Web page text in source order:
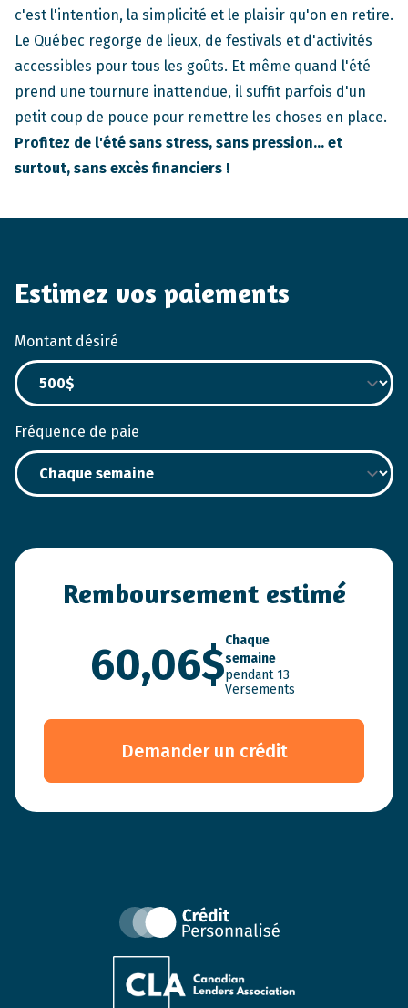
c'est l'intention, la simplicité et le plaisir qu'on en retire.
Le Québec regorge de lieux, de festivals et d'activités
accessibles pour tous les goûts. Et même quand l'été
prend une tournure inattendue, il suffit parfois d'un
petit coup de pouce pour remettre les choses en place.
Profitez de l'été sans stress, sans pression... et
surtout, sans excès financiers !
Estimez vos paiements
Montant désiré
Fréquence de paie
Remboursement estimé
60,06$Chaque
semaine
pendant 13
Versements
Demander un crédit